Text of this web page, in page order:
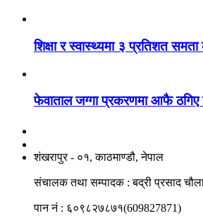
शिक्षा र स्वास्थ्यमा ३ प्रतिशत
फेवाताल जग्गा प्रकरणमा आफै
शंखरापुर - ०१, काठमाण्डौ, नेपाल
संचालक तथा सम्पादक : बद्री प्रसाद
पान नं : ६०९८२७८७१(609827871)